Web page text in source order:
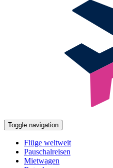
Toggle navigation
Flüge weltweit
Pauschalreisen
Mietwagen